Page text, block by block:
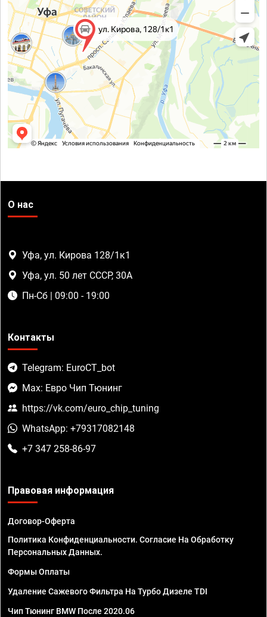
О нас
Уфа, ул. Кирова 128/1к1
Уфа, ул. 50 лет СССР, 30А
Пн-Сб | 09:00 - 19:00
Контакты
Telegram: EuroCT_bot
Max: Евро Чип Тюнинг
https://vk.com/euro_chip_tuning
WhatsApp: +79317082148
+7 347 258-86-97
Правовая информация
Договор-Оферта
Политика Конфиденциальности. Согласие На Обработку
Персональных Данных.
Формы Оплаты
Удаление Сажевого Фильтра На Турбо Дизеле TDI
Чип Тюнинг BMW После 2020.06